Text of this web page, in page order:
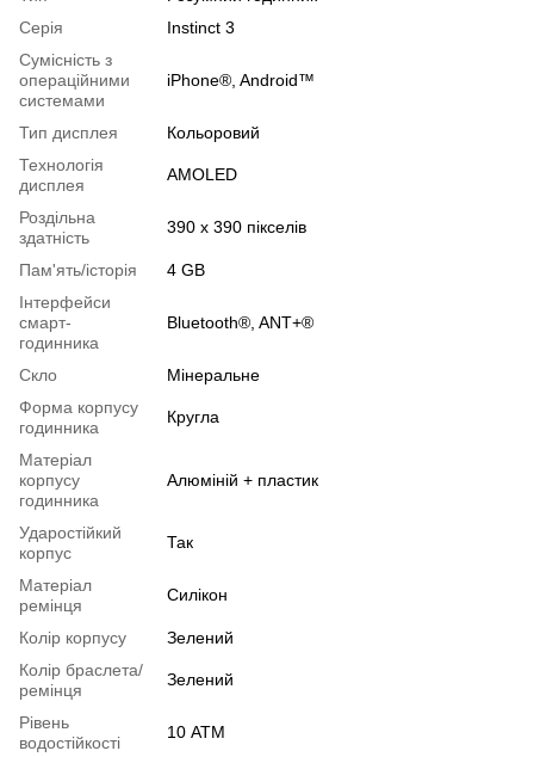
Серія
Instinct 3
Сумісність з
операційними
системами
iPhone®, Android™
Тип дисплея
Кольоровий
Технологія
дисплея
AMOLED
Роздільна
здатність
390 x 390 пікселів
Пам'ять/історія
4 GB
Інтерфейси
смарт-
годинника
Bluetooth®, ANT+®
Скло
Мінеральне
Форма корпусу
годинника
Кругла
Матеріал
корпусу
годинника
Алюміній + пластик
Ударостійкий
корпус
Так
Матеріал
ремінця
Силікон
Колір корпусу
Зелений
Колір браслета/
ремінця
Зелений
Рівень
водостійкості
10 АТМ